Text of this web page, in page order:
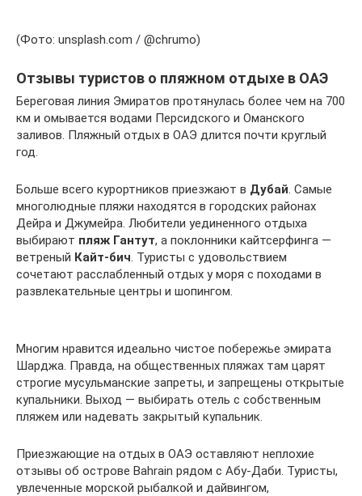
(Фото: unsplash.com / @chrumo)
Отзывы туристов о пляжном отдыхе в ОАЭ
Береговая линия Эмиратов протянулась более чем на 700
км и омывается водами Персидского и Оманского
заливов. Пляжный отдых в ОАЭ длится почти круглый
год.
Больше всего курортников приезжают в Дубай. Самые
многолюдные пляжи находятся в городских районах
Дейра и Джумейра. Любители уединенного отдыха
выбирают пляж Гантут, а поклонники кайтсерфинга —
ветреный Кайт-бич. Туристы с удовольствием
сочетают расслабленный отдых у моря с походами в
развлекательные центры и шопингом.
Многим нравится идеально чистое побережье эмирата
Шарджа. Правда, на общественных пляжах там царят
строгие мусульманские запреты, и запрещены открытые
купальники. Выход — выбирать отель с собственным
пляжем или надевать закрытый купальник.
Приезжающие на отдых в ОАЭ оставляют неплохие
отзывы об острове Bahrain рядом с Абу-Даби. Туристы,
увлеченные морской рыбалкой и дайвингом,